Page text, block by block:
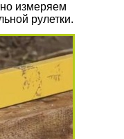
измеряем
рулетки.